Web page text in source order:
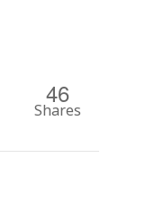
46
Shares